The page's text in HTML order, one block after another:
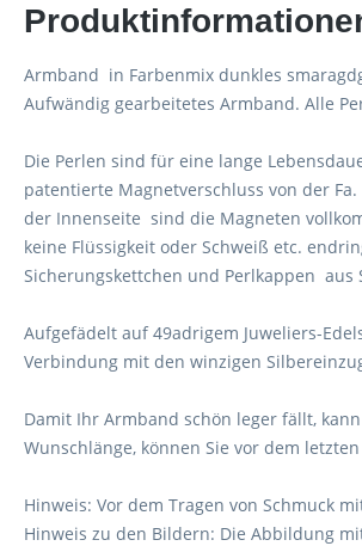
Armband in Farbenmix dunkles
Aufwändig gearbeitetes Armband. Alle
Die Perlen sind für eine lange
patentierte Magnetverschluss von der
der Innenseite sind die Magneten
keine Flüssigkeit oder Schweiß etc.
Sicherungskettchen und Perlkappen
Aufgefädelt auf 49adrigem Juweliers-
Verbindung mit den winzigen
Damit Ihr Armband schön leger fällt,
Wunschlänge, können Sie vor dem
Hinweis: Vor dem Tragen von Schmuck
Hinweis zu den Bildern: Die Abbildung